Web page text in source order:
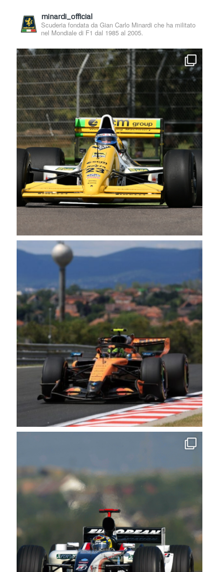
minardi_official
Scuderia fondata da Gian Carlo Minardi che ha militato
nel Mondiale di F1 dal 1985 al 2005.